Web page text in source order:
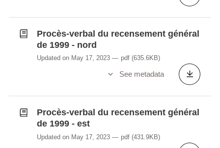
Procès-verbal du recensement général
de 1999 - nord
Updated on May 17, 2023 pdf (635.6KB)
See metadata
Procès-verbal du recensement général
de 1999 - est
Updated on May 17, 2023 pdf (431.9KB)